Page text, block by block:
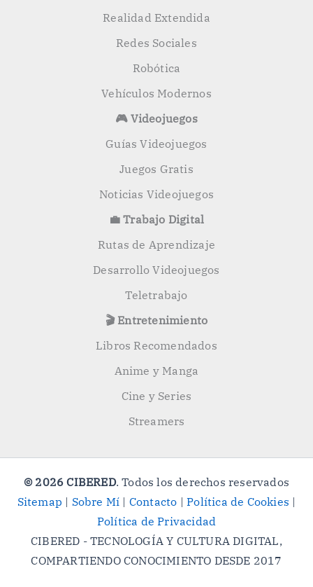
Realidad Extendida
Redes Sociales
Robótica
Vehículos Modernos
🎮 Videojuegos
Guías Videojuegos
Juegos Gratis
Noticias Videojuegos
💼 Trabajo Digital
Rutas de Aprendizaje
Desarrollo Videojuegos
Teletrabajo
🎬 Entretenimiento
Libros Recomendados
Anime y Manga
Cine y Series
Streamers
© 2026 CIBERED. Todos los derechos reservados
Sitemap | Sobre Mí | Contacto |Política de Cookies |
Política de Privacidad
CIBERED - TECNOLOGÍA Y CULTURA DIGITAL,
COMPARTIENDO CONOCIMIENTO DESDE 2017